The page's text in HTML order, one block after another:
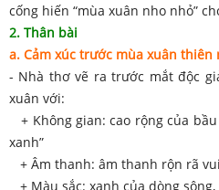
cống hiến “mùa xuân nho nhỏ”
2. Thân bài
a. Cảm xúc trước mùa xuân thiên
- Nhà thơ vẽ ra trước mắt độc
xuân với:
+ Không gian: cao rộng của
xanh”
+ Âm thanh: âm thanh rộn rã
+ Màu sắc: xanh của dòng